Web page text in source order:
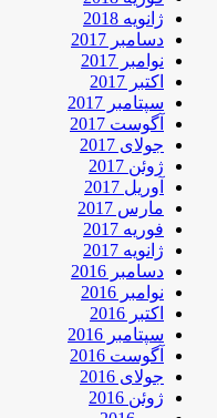
ژانویه 2018
دسامبر 2017
نوامبر 2017
اکتبر 2017
سپتامبر 2017
آگوست 2017
جولای 2017
ژوئن 2017
آوریل 2017
مارس 2017
فوریه 2017
ژانویه 2017
دسامبر 2016
نوامبر 2016
اکتبر 2016
سپتامبر 2016
آگوست 2016
جولای 2016
ژوئن 2016